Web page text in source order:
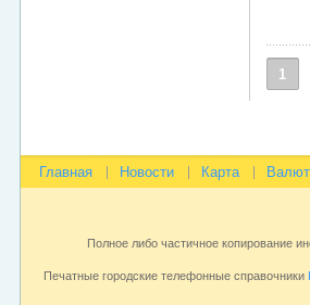
1
Главная Новости Карта
Полное либо частичное копирование
Печатные городские телефонные справочники